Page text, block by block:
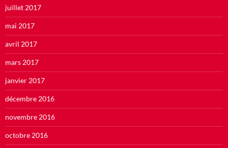
juillet 2017
mai 2017
avril 2017
mars 2017
janvier 2017
décembre 2016
novembre 2016
octobre 2016